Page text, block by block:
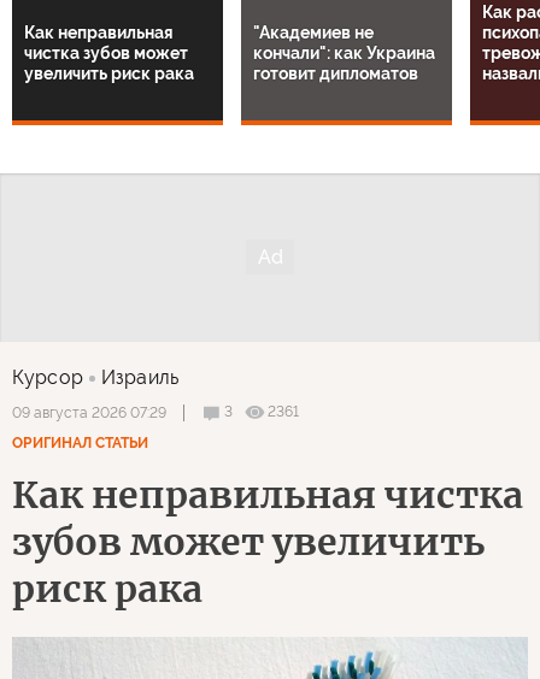
Как неправильная
чистка зубов может
увеличить риск рака
"Академиев не
кончали": как Украина
готовит дипломатов
Как
Курсор Израиль
09 августа 2026 07:29 3
2361
ОРИГИНАЛ СТАТЬИ
Как неправильная чистка
зубов может увеличить
риск рака